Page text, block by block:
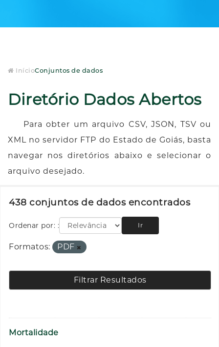
InícioConjuntos de dados
Diretório Dados Abertos
Para obter um arquivo CSV, JSON, TSV ou
XML no servidor FTP do Estado de Goiás, basta
navegar nos diretórios abaixo e selecionar o
arquivo desejado.
438 conjuntos de dados encontrados
Ordenar por: Ir
Formatos: PDF
Filtrar Resultados
Mortalidade